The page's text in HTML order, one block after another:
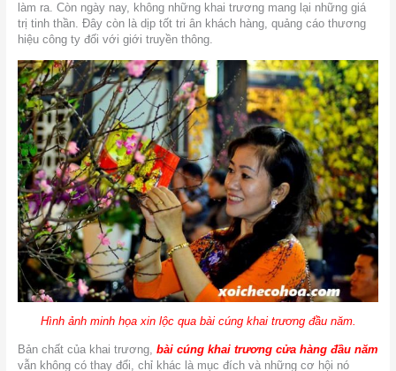
làm ra. Còn ngày nay, không những khai trương mang lại những giá
trị tinh thần. Đây còn là dịp tốt tri ân khách hàng, quảng cáo thương
hiệu công ty đối với giới truyền thông.
Hình ảnh minh họa xin lộc qua bài cúng khai trương đầu năm.
Bản chất của khai trương, bài cúng khai trương cửa hàng đầu năm
vẫn không có thay đổi, chỉ khác là mục đích và những cơ hội nó